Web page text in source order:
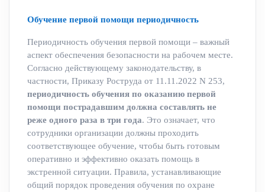
Обучение первой помощи периодичность
Периодичность обучения первой помощи – важный
аспект обеспечения безопасности на рабочем месте.
Согласно действующему законодательству, в
частности, Приказу Роструда от 11.11.2022 N 253,
периодичность обучения по оказанию первой
помощи пострадавшим должна составлять не
реже одного раза в три года. Это означает, что
сотрудники организации должны проходить
соответствующее обучение, чтобы быть готовым
оперативно и эффективно оказать помощь в
экстренной ситуации. Правила, устанавливающие
общий порядок проведения обучения по охране